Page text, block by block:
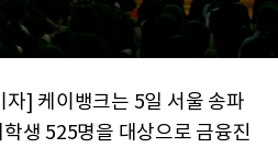
] 케이뱅크는 5일 서울 송파
생 525명을 대상으로 금융진